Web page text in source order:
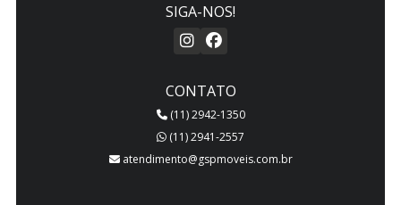
SIGA-NOS!
CONTATO
(11) 2942-1350
(11) 2941-2557
atendimento@gspmoveis.com.br